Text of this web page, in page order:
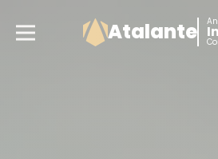
Atalante An